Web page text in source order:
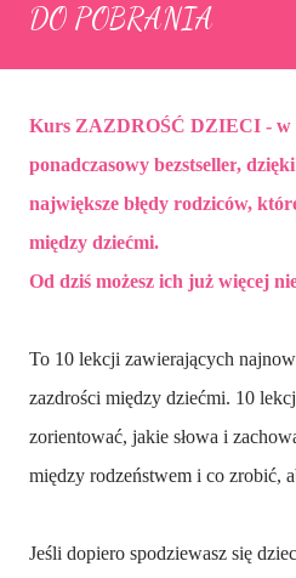
DO POBRANIA
Kurs ZAZDROŚĆ DZIECI - w
ponadczasowy bezstseller,
największe błędy rodziców,
między dziećmi.
Od dziś możesz ich już więcej
To 10 lekcji zawierających
zazdrości między dziećmi. 10
zorientować, jakie słowa i
między rodzeństwem i co zrobić,
Jeśli dopiero spodziewasz się